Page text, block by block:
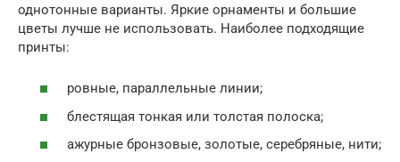
однотонные варианты. Яркие орнаменты и большие
цветы лучше не использовать. Наиболее подходящие
принты:
ровные, параллельные линии;
блестящая тонкая или толстая полоска;
ажурные бронзовые, золотые, серебряные, нити;